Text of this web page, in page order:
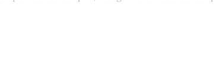
Minuano